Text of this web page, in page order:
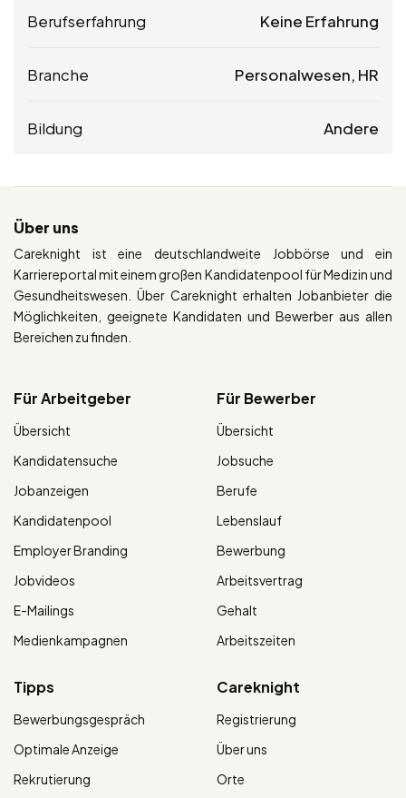
Berufserfahrung Keine Erfahrung
Branche Personalwesen, HR
Bildung Andere
Über uns
Careknight ist eine deutschlandweite Jobbörse und ein
Karriereportal mit einem großen Kandidatenpool für Medizin und
Gesundheitswesen. Über Careknight erhalten Jobanbieter die
Möglichkeiten, geeignete Kandidaten und Bewerber aus allen
Bereichen zu finden.
Für Arbeitgeber
Übersicht
Kandidatensuche
Jobanzeigen
Kandidatenpool
Employer Branding
Jobvideos
E-Mailings
Medienkampagnen
Für Bewerber
Übersicht
Jobsuche
Berufe
Lebenslauf
Bewerbung
Arbeitsvertrag
Gehalt
Arbeitszeiten
Tipps
Bewerbungsgespräch
Optimale Anzeige
Rekrutierung
Careknight
Registrierung
Über uns
Orte